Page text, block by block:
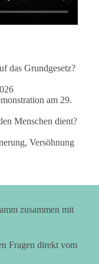
etwas anderes ist
und
bedeutet
das Grundgesetz?
am 29.
Menschen dient?
Versöhnung
zusammen mit
Fragen direkt vom